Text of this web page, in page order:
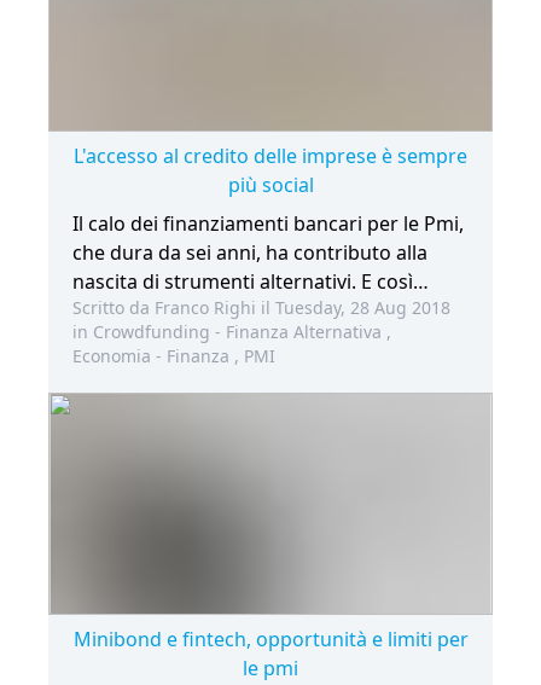
L'accesso al credito delle imprese è sempre
più social
Il calo dei finanziamenti bancari per le Pmi,
che dura da sei anni, ha contributo alla
nascita di strumenti alternativi. E così
disintermediazione bancaria, social
lending, crowdfunding, minibond, fintech,
sono termini ormai usciti dall’uso
specialistico e (quasi) entrati nel linguaggio
Scritto da Franco Righi il Tuesday, 28 Aug 2018
in Crowdfunding - Finanza Alternativa ,
Economia - Finanza , PMI
Minibond e fintech, opportunità e limiti per
le pmi